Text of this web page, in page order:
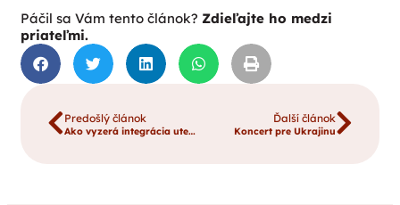
Páčil sa Vám tento článok? Zdieľajte ho medzi
priateľmi.
Predošlý článok
Ako vyzerá integrácia utečencov na Slovensku?
Ďalší článok
Koncert pre Ukrajinu